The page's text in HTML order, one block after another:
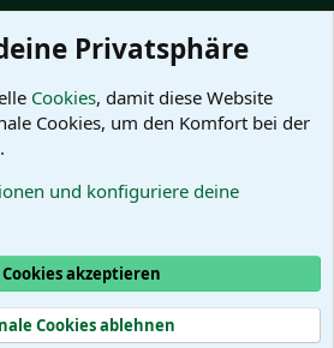
Privatsphäre
Cookies, damit diese Website
Cookies, um den Komfort bei der
und konfiguriere deine
akzeptieren
Cookies ablehnen